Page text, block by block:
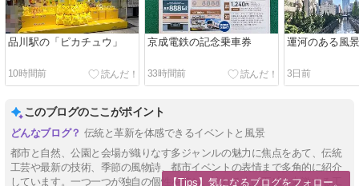
品川駅の「ピカチュウ」
10時間前
京成電鉄の記念乗車券
33時間前
運河のある風景
3日前
このブログのここがポイント
伝統と革新を体感できるイベントと風景
都市と自然、公園と会場が織りなす多ジャンルの魅力に焦点をあて、伝統
工芸や最新の技術、季節の風物詩、都市イベントの表情まで多角的に紹介
しています。一つ一つが独自の個性を持ち、訪れる人の五感を刺激する工
【Tips】気になるブログをフォロー。